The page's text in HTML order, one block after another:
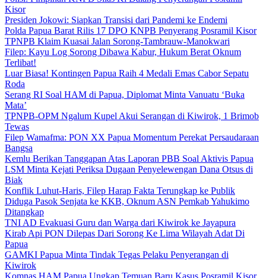
Kisor
Presiden Jokowi: Siapkan Transisi dari Pandemi ke Endemi
Polda Papua Barat Rilis 17 DPO KNPB Penyerang Posramil Kisor
TPNPB Klaim Kuasai Jalan Sorong-Tambrauw-Manokwari
Filep: Kayu Log Sorong Dibawa Kabur, Hukum Berat Oknum
Terlibat!
Luar Biasa! Kontingen Papua Raih 4 Medali Emas Cabor Sepatu
Roda
Serang RI Soal HAM di Papua, Diplomat Minta Vanuatu ‘Buka
Mata’
TPNPB-OPM Ngalum Kupel Akui Serangan di Kiwirok, 1 Brimob
Tewas
Filep Wamafma: PON XX Papua Momentum Perekat Persaudaraan
Bangsa
Kemlu Berikan Tanggapan Atas Laporan PBB Soal Aktivis Papua
LSM Minta Kejati Periksa Dugaan Penyelewengan Dana Otsus di
Biak
Konflik Luhut-Haris, Filep Harap Fakta Terungkap ke Publik
Diduga Pasok Senjata ke KKB, Oknum ASN Pemkab Yahukimo
Ditangkap
TNI AD Evakuasi Guru dan Warga dari Kiwirok ke Jayapura
Kirab Api PON Dilepas Dari Sorong Ke Lima Wilayah Adat Di
Papua
GAMKI Papua Minta Tindak Tegas Pelaku Penyerangan di
Kiwirok
Komnas HAM Papua Ungkap Temuan Baru Kasus Posramil Kisor